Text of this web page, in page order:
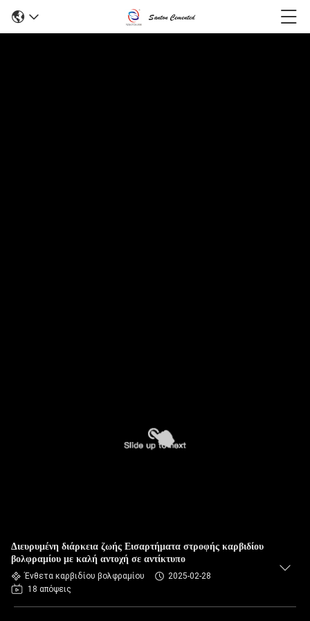
Διευρυμένη διάρκεια ζωής Εισαρτήματα στροφής καρβιδίου
βολφραμίου με καλή αντοχή σε αντίκτυπο
Ένθετα καρβιδίου βολφραμίου
2025-02-28
18 απόψεις